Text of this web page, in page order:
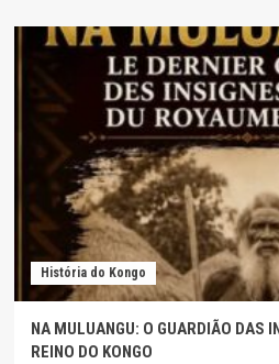
História do Kongo
NA MULUANGU: O GUARDIÃO DAS
REINO DO KONGO